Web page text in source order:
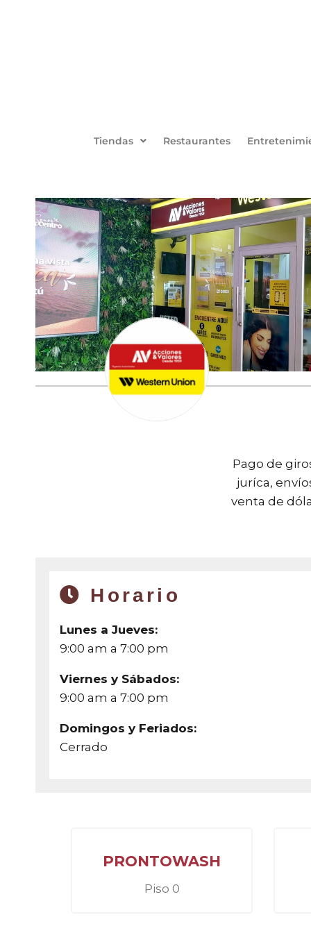
Tiendas Restaurantes
Pago de
juríca,
venta de
Horario
Lunes a Jueves:
9:00 am a 7:00 pm
Viernes y Sábados:
9:00 am a 7:00 pm
Domingos y Feriados:
Cerrado
PRONTOWASH
Piso 0